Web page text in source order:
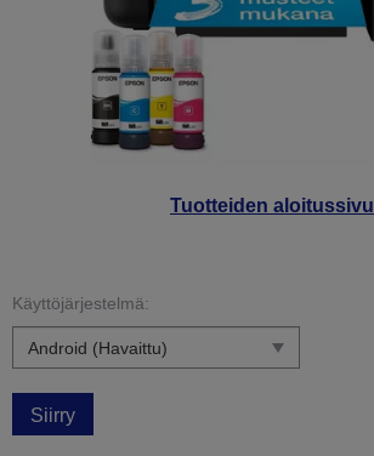
Tuotteiden aloitussivu
Käyttöjärjestelmä:
Siirry